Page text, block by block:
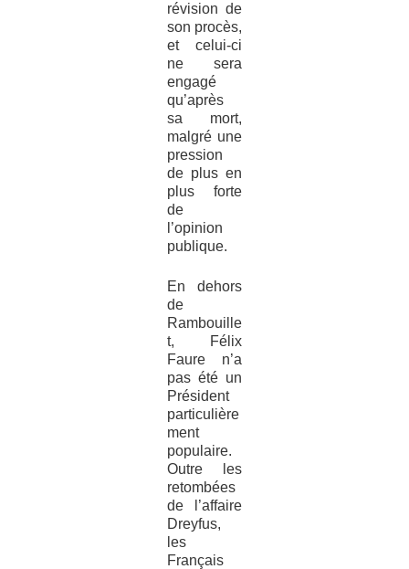
révision de
son procès,
et celui-ci
ne sera
engagé
qu’après
sa mort,
malgré une
pression
de plus en
plus forte
de
l’opinion
publique.
En dehors
de
Rambouille
t, Félix
Faure n’a
pas été un
Président
particulière
ment
populaire.
Outre les
retombées
de l’affaire
Dreyfus,
les
Français